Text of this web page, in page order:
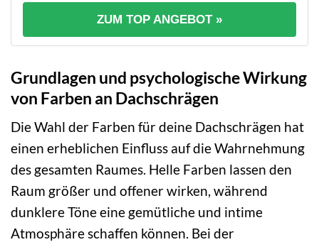
ZUM TOP ANGEBOT »
Grundlagen und psychologische Wirkung
von Farben an Dachschrägen
Die Wahl der Farben für deine Dachschrägen hat
einen erheblichen Einfluss auf die Wahrnehmung
des gesamten Raumes. Helle Farben lassen den
Raum größer und offener wirken, während
dunklere Töne eine gemütliche und intime
Atmosphäre schaffen können. Bei der